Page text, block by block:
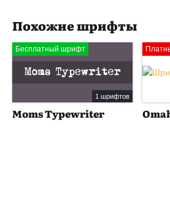
Похожие шрифты
Бесплатный шрифт
1 шрифтов
Moms Typewriter